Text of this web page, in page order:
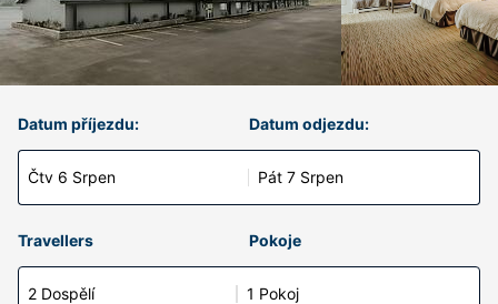
Datum příjezdu:
Čtv 6 Srpen
Datum odjezdu:
Pát 7 Srpen
Travellers Pokoje
2 Dospělí 1 Pokoj